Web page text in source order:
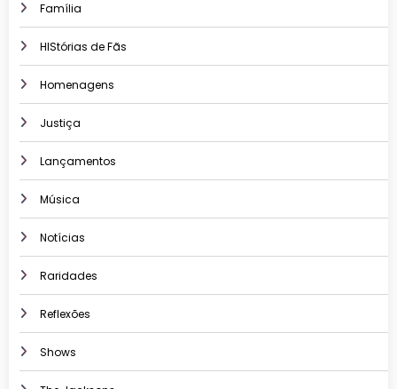
Família
HIStórias de Fãs
Homenagens
Justiça
Lançamentos
Música
Notícias
Raridades
Reflexões
Shows